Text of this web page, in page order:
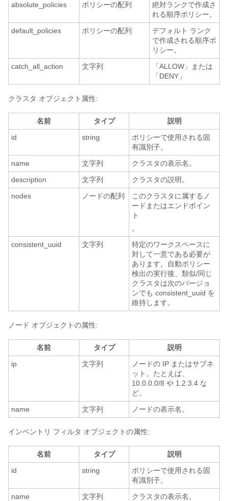
absolute_policies
ポリシーの配列
絶対ランクで作成さ
れる順序ポリシー。
default_policies
ポリシーの配列
デフォルト ランク
で作成される順序ポ
リシー。
catch_all_action
文字列
「ALLOW」または
「DENY」
クラスタ オブジェクト属性:
名前 タイプ
説明
id
string
ポリシーで使用される固
有識別子。
name
文字列
クラスタの表示名。
description
文字列
クラスタの説明。
nodes
ノードの配列
このクラスタに属するノ
ードまたはエンドポイン
ト
。
consistent_uuid
文字列
特定のワークスペースに
対して一意である必要が
あります。自動ポリシー
検出の実行後、類似/同じ
クラスタは次のバージョ
ンでも consistent_uuid を
維持します。
ノード オブジェクトの属性:
名前 タイプ
説明
ip
文字列
ノードの IP またはサブネ
ット。たとえば、
10.0.0.0/8 や 1.2.3.4 な
ど。
name
文字列 ノードの表示名。
インベントリ フィルタ オブジェクトの属性:
名前 タイプ
説明
id
string
ポリシーで使用される固
有識別子。
name
文字列
クラスタの表示名。